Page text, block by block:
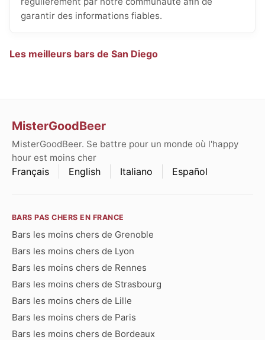
garantir des informations fiables.
Les meilleurs bars de San Diego
MisterGoodBeer
MisterGoodBeer. Se battre pour un monde où l'happy
hour est moins cher
Français English Italiano Español
BARS PAS CHERS EN FRANCE
Bars les moins chers de Grenoble
Bars les moins chers de Lyon
Bars les moins chers de Rennes
Bars les moins chers de Strasbourg
Bars les moins chers de Lille
Bars les moins chers de Paris
Bars les moins chers de Bordeaux